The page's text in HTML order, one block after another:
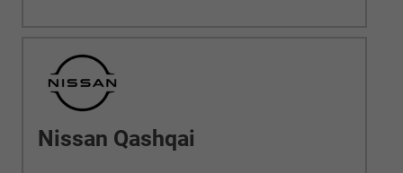
Nissan Qashqai